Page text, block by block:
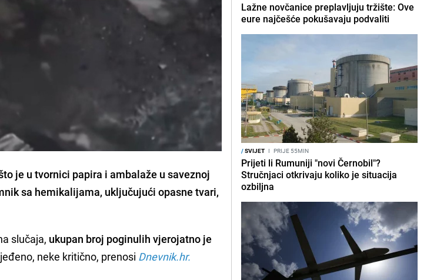
je u tvornici papira i ambalaže u saveznoj
sa hemikalijama, uključujući opasne tvari,
slučaja, ukupan broj poginulih vjerojatno je
neke kritično, prenosi Dnevnik.hr.
Lažne novčanice preplavljuju tržište: Ove
eure najčešće pokušavaju podvaliti
/SVIJET I PRIJE 55MIN
Prijeti li Rumuniji "novi Černobil"?
Stručnjaci otkrivaju koliko je situacija
ozbiljna